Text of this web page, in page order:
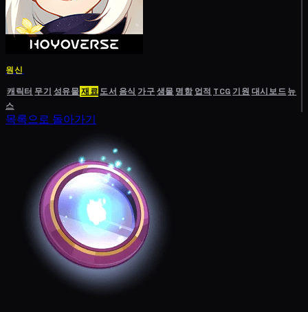
원신
캐릭터 무기 성유물재료도서 음식 가구생물 명함 업적 TCG기원 대시보드뉴
스
목록으로 돌아가기